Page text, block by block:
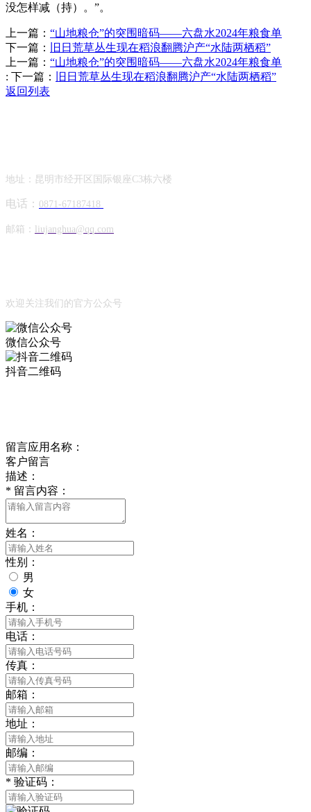
没怎样减（持）。”。
上一篇： “山地粮仓”的突围暗码——六盘水2024年粮食单
下一篇：
旧日荒草丛生现在稻浪翻腾沪产“水陆两栖稻”
上一篇： “山地粮仓”的突围暗码——六盘水2024年粮食单
: 下一篇：
旧日荒草丛生现在稻浪翻腾沪产“水陆两栖稻”
返回列表
地址：昆明市经开区国际银座C3栋六楼
电话： 0871-67187418
邮箱： liujanghua@qq.com
欢迎关注我们的官方公众号
微信公众号
抖音二维码
留言应用名称：
客户留言
描述：
* 留言内容：
姓名：
性别：
男
女
手机：
电话：
传真：
邮箱：
地址：
邮编：
* 验证码：